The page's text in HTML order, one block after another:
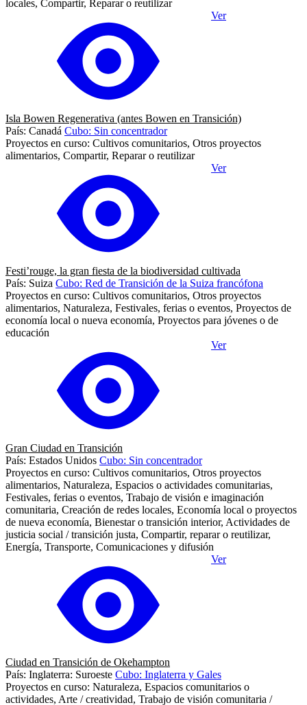
locales, Compartir, Reparar o reutilizar
Ver
Isla Bowen Regenerativa (antes Bowen en Transición)
País: Canadá Cubo: Sin concentrador
Proyectos en curso: Cultivos comunitarios, Otros proyectos
alimentarios, Compartir, Reparar o reutilizar
Ver
Festi’rouge, la gran fiesta de la biodiversidad cultivada
País: Suiza Cubo: Red de Transición de la Suiza francófona
Proyectos en curso: Cultivos comunitarios, Otros proyectos
alimentarios, Naturaleza, Festivales, ferias o eventos, Proyectos de
economía local o nueva economía, Proyectos para jóvenes o de
educación
Ver
Gran Ciudad en Transición
País: Estados Unidos Cubo: Sin concentrador
Proyectos en curso: Cultivos comunitarios, Otros proyectos
alimentarios, Naturaleza, Espacios o actividades comunitarias,
Festivales, ferias o eventos, Trabajo de visión e imaginación
comunitaria, Creación de redes locales, Economía local o proyectos
de nueva economía, Bienestar o transición interior, Actividades de
justicia social / transición justa, Compartir, reparar o reutilizar,
Energía, Transporte, Comunicaciones y difusión
Ver
Ciudad en Transición de Okehampton
País: Inglaterra: Suroeste Cubo: Inglaterra y Gales
Proyectos en curso: Naturaleza, Espacios comunitarios o
actividades, Arte / creatividad, Trabajo de visión comunitaria /